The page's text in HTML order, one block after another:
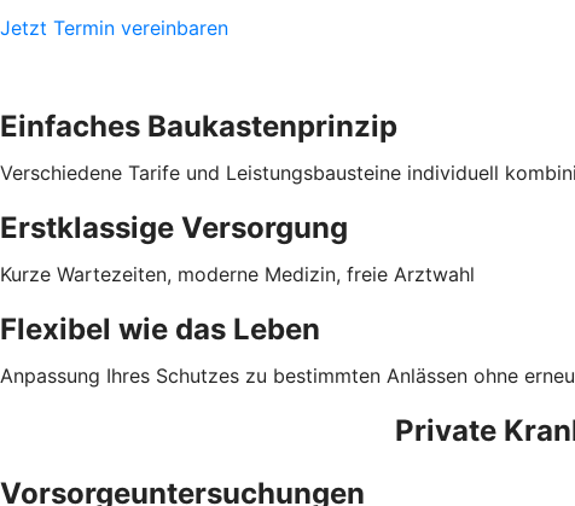
Jetzt Termin vereinbaren
Einfaches Baukastenprinzip
Verschiedene Tarife und Leistungsbausteine individuell
Erstklassige Versorgung
Kurze Wartezeiten, moderne Medizin, freie Arztwahl
Flexibel wie das Leben
Anpassung Ihres Schutzes zu bestimmten Anlässen ohne
Private
Vorsorgeuntersuchungen